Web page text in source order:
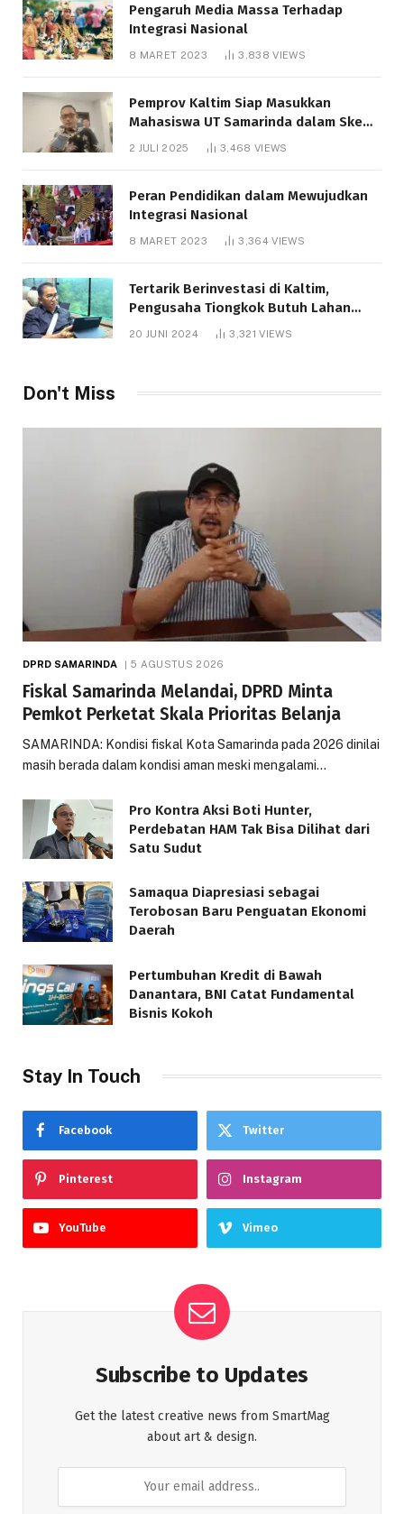
Pengaruh Media Massa Terhadap
Integrasi Nasional
8 MARET 2023 3,838VIEWS
Pemprov Kaltim Siap Masukkan
Mahasiswa UT Samarinda dalam Skema
Bantuan Pendidikan Gratispol
2 JULI 2025 3,468 VIEWS
Peran Pendidikan dalam Mewujudkan
Integrasi Nasional
8 MARET 2023 3,364VIEWS
Tertarik Berinvestasi di Kaltim,
Pengusaha Tiongkok Butuh Lahan
1.000 Hektare
20 JUNI 2024 3,321VIEWS
Don't Miss
DPRD SAMARINDA 5 AGUSTUS 2026
Fiskal Samarinda Melandai, DPRD Minta
Pemkot Perketat Skala Prioritas Belanja
SAMARINDA: Kondisi fiskal Kota Samarinda pada 2026 dinilai
masih berada dalam kondisi aman meski mengalami…
Pro Kontra Aksi Boti Hunter,
Perdebatan HAM Tak Bisa Dilihat dari
Satu Sudut
Samaqua Diapresiasi sebagai
Terobosan Baru Penguatan Ekonomi
Daerah
Pertumbuhan Kredit di Bawah
Danantara, BNI Catat Fundamental
Bisnis Kokoh
Stay In Touch
Facebook Twitter
Pinterest Instagram
YouTube Vimeo
Subscribe to Updates
Get the latest creative news from SmartMag
about art & design.